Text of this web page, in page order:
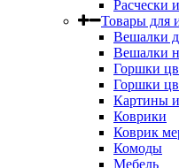
Расчески
Товары для
Вешалки
Вешалки
Горшки
Горшки
Картины
Коврики
Коврик
Комоды
Мебель